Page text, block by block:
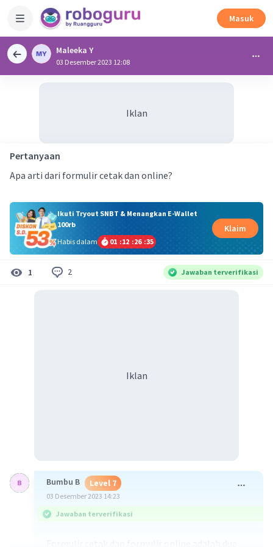
Masuk
Maleeka Y
03 Desember 2023 12:08
Iklan
Pertanyaan
Apa arti dari formulir cetak dan online?
Ikuti Tryout SNBT & Menangkan E-Wallet
100rb
Habis dalam
01 :12 :26 :35
Klaim
1 2 Jawaban terverifikasi
Iklan
Bumbu B Level 7
03 Desember 2023 14:23
Jawaban terverifikasi